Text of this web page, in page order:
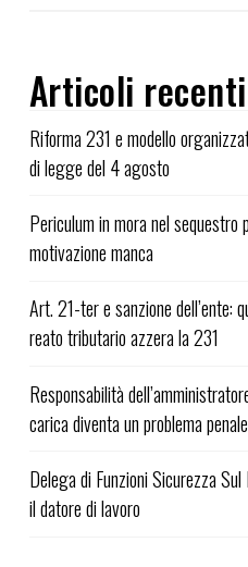
Articoli recenti
Riforma 231 e modello
di legge del 4 agosto
Periculum in mora nel sequestro
motivazione manca
Art. 21-ter e sanzione dell’ente:
reato tributario azzera la 231
Responsabilità
carica diventa un problema penale
Delega di Funzioni Sicurezza
il datore di lavoro